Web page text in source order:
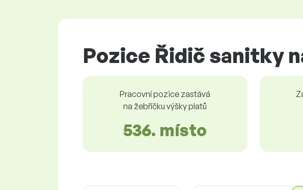
Pozice Řidič sanitky
Pracovní pozice zastává
na žebříčku výšky platů
536. místo